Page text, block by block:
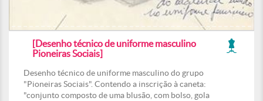
[Desenho técnico de uniforme masculino
Pioneiras Sociais]
Desenho técnico de uniforme masculino do grupo
"Pioneiras Sociais". Contendo a inscrição à caneta:
"conjunto composto de uma blusão, com bolso, gola